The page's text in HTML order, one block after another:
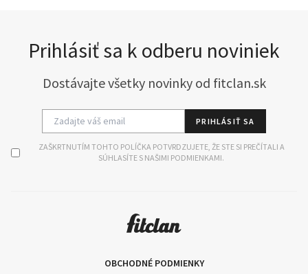
Prihlásiť sa k odberu noviniek
Dostávajte všetky novinky od fitclan.sk
PRIHLÁSIŤ SA
ZAŠKRTNUTÍM TOHTO POLÍČKA POTVRDZUJETE, ŽE STE SI PREČÍTALI A
SÚHLASÍTE S NAŠIMI PODMIENKAMI.
OBCHODNÉ PODMIENKY